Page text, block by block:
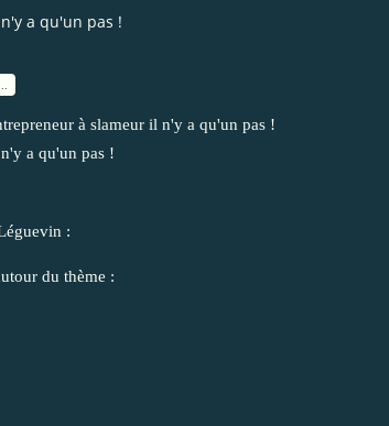
a qu'un pas !
:
du thème :